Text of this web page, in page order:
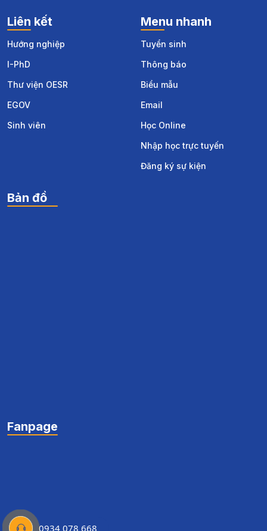
Liên kết
Hướng nghiệp
I-PhD
Thư viện OESR
EGOV
Sinh viên
Menu nhanh
Tuyển sinh
Thông báo
Biểu mẫu
Email
Học Online
Nhập học trực tuyến
Đăng ký sự kiện
Bản đồ
Fanpage
0934 078 668